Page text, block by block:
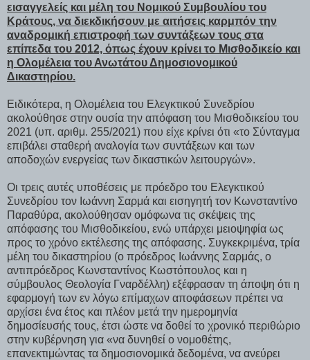
εισαγγελείς και μέλη του Νομικού Συμβουλίου του
Κράτους, να διεκδικήσουν με αιτήσεις καρμπόν την
αναδρομική επιστροφή των συντάξεων τους στα
επίπεδα του 2012, όπως έχουν κρίνει το Μισθοδικείο και
η Ολομέλεια του Ανωτάτου Δημοσιονομικού
Δικαστηρίου.
Ειδικότερα, η Ολομέλεια του Ελεγκτικού Συνεδρίου
ακολούθησε στην ουσία την απόφαση του Μισθοδικείου του
2021 (υπ. αριθμ. 255/2021) που είχε κρίνει ότι «το Σύνταγμα
επιβάλει σταθερή αναλογία των συντάξεων και των
αποδοχών ενεργείας των δικαστικών λειτουργών».
Οι τρεις αυτές υποθέσεις με πρόεδρο του Ελεγκτικού
Συνεδρίου τον Ιωάννη Σαρμά και εισηγητή τον Κωνσταντίνο
Παραθύρα, ακολούθησαν ομόφωνα τις σκέψεις της
απόφασης του Μισθοδικείου, ενώ υπάρχει μειοψηφία ως
προς το χρόνο εκτέλεσης της απόφασης. Συγκεκριμένα, τρία
μέλη του δικαστηρίου (ο πρόεδρος Ιωάννης Σαρμάς, ο
αντιπρόεδρος Κωνσταντίνος Κωστόπουλος και η
σύμβουλος Θεολογία Γναρδέλλη) εξέφρασαν τη άποψη ότι η
εφαρμογή των εν λόγω επίμαχων αποφάσεων πρέπει να
αρχίσει ένα έτος και πλέον μετά την ημερομηνία
δημοσίευσής τους, έτσι ώστε να δοθεί το χρονικό περιθώριο
στην κυβέρνηση για «να δυνηθεί ο νομοθέτης,
επανεκτιμώντας τα δημοσιονομικά δεδομένα, να ανεύρει